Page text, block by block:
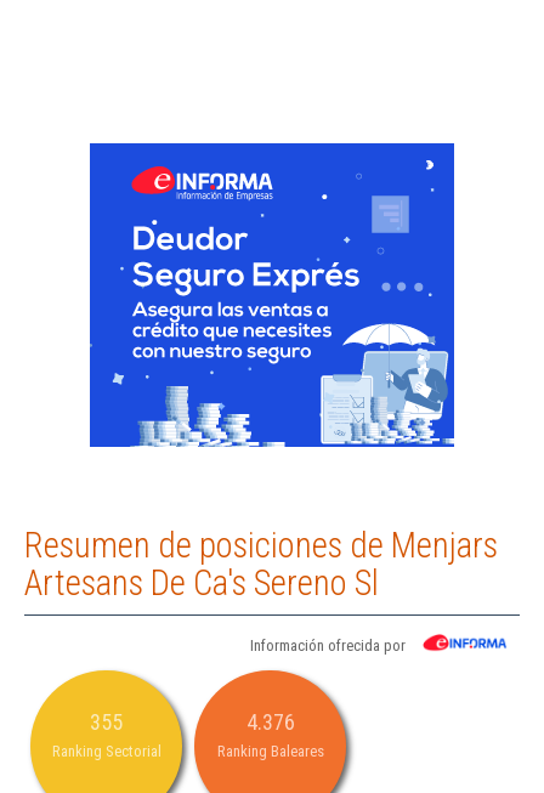
Resumen de posiciones de Menjars
Artesans De Ca's Sereno Sl
Información ofrecida por
355
Ranking Sectorial
4.376
Ranking Baleares